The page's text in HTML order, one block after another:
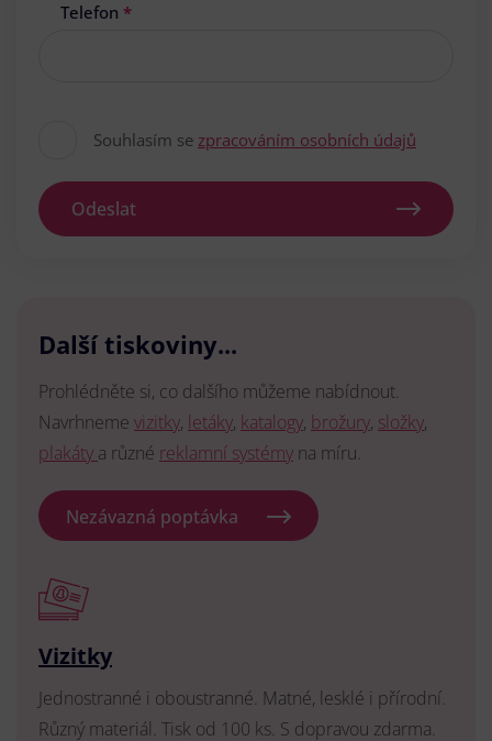
Telefon *
Souhlasím se zpracováním osobních údajů
Odeslat
Další tiskoviny...
Prohlédněte si, co dalšího můžeme nabídnout.
Navrhneme vizitky, letáky, katalogy, brožury, složky,
plakáty a různé reklamní systémy na míru.
Nezávazná poptávka
Vizitky
Jednostranné i oboustranné. Matné, lesklé i přírodní.
Různý materiál. Tisk od 100 ks. S dopravou zdarma.